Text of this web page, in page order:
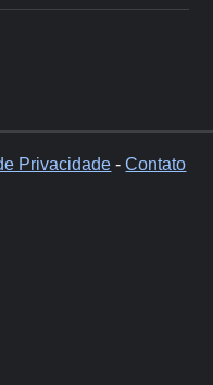
Privacidade -Contato